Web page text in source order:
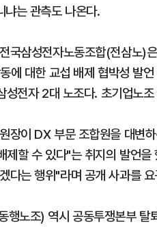
냐는 관측도 나온다.
국삼성전자노동조합(전삼노)
에 대한 교섭 배제 협박성 발
전자 2대 노조다. 초기업노
장이 DX 부문 조합원을 대변
할 수 있다"는 취지의 발언
다는 행위"라며 공개 사과를
노조) 역시 공동투쟁본부